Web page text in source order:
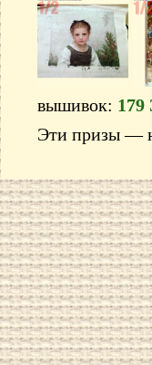
вышивок: 179
Эти призы —